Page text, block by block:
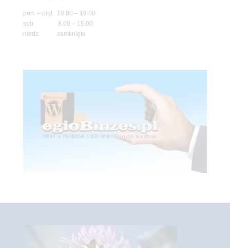
pon. – piąt. 10.00 – 19.00
sob. 8.00 – 15.00
niedz. zamknięte